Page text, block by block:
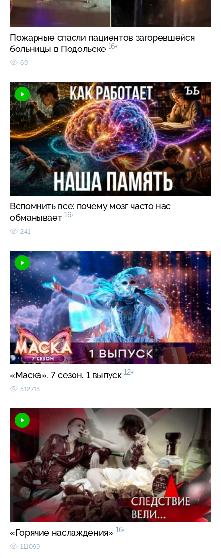
Пожарные спасли пациентов загоревшейся
больницы в Подольске 16+
69
Вспомнить все: почему мозг часто нас
обманывает 16+
241
«Маска». 7 сезон. 1 выпуск 12+
512718
«Горячие наслаждения» 16+
111099